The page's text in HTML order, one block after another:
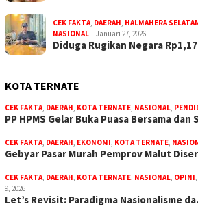
CEK FAKTA, DAERAH, HALMAHERA
NASIONAL
Januari 27, 2026
Diduga Rugikan Negara
KOTA TERNATE
CEK FAKTA, DAERAH, KOTA TERNATE, NASIONAL,
PP HPMS Gelar Buka Puasa Bersama dan
CEK FAKTA, DAERAH, EKONOMI, KOTA TERNATE,
Gebyar Pasar Murah Pemprov Malut
CEK FAKTA, DAERAH, KOTA TERNATE, NASIONAL, OPINI,
9, 2026
Let’s Revisit: Paradigma Nasionalisme